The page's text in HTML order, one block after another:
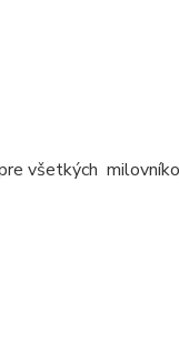
všetkých